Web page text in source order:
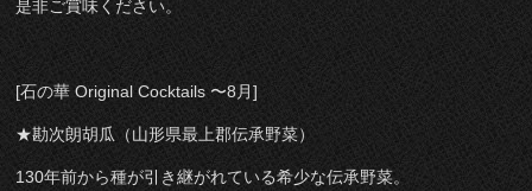
是非ご賞味ください。
[石の華 Original Cocktails 〜8月]
★勘次朗胡瓜（山形県最上郡伝承野菜）
130年前から種が引き継がれている希少な伝承野菜。